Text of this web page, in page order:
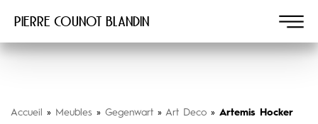
Pierre COUNOT BLANDIN
Accueil » Meubles » Gegenwart » Art Deco » Artemis Hocker